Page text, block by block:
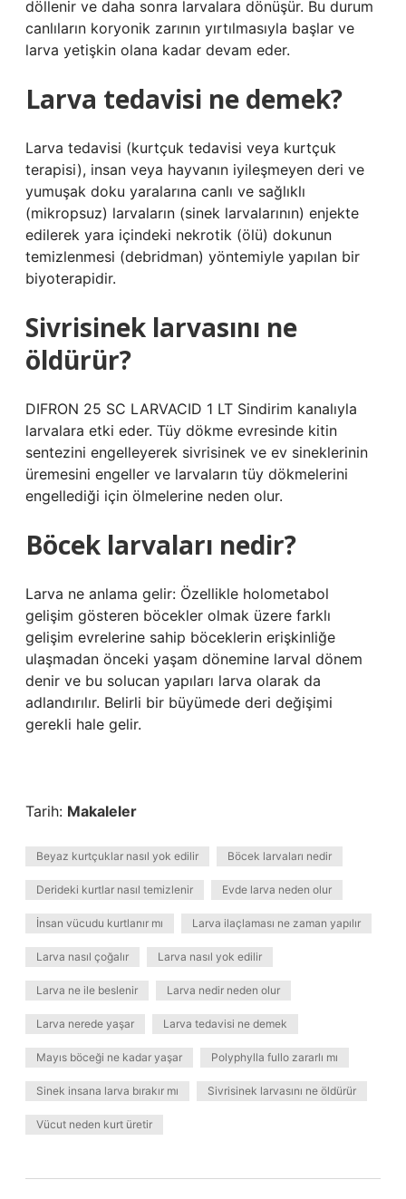
döllenir ve daha sonra larvalara dönüşür. Bu durum
canlıların koryonik zarının yırtılmasıyla başlar ve
larva yetişkin olana kadar devam eder.
Larva tedavisi ne demek?
Larva tedavisi (kurtçuk tedavisi veya kurtçuk
terapisi), insan veya hayvanın iyileşmeyen deri ve
yumuşak doku yaralarına canlı ve sağlıklı
(mikropsuz) larvaların (sinek larvalarının) enjekte
edilerek yara içindeki nekrotik (ölü) dokunun
temizlenmesi (debridman) yöntemiyle yapılan bir
biyoterapidir.
Sivrisinek larvasını ne
öldürür?
DIFRON 25 SC LARVACID 1 LT Sindirim kanalıyla
larvalara etki eder. Tüy dökme evresinde kitin
sentezini engelleyerek sivrisinek ve ev sineklerinin
üremesini engeller ve larvaların tüy dökmelerini
engellediği için ölmelerine neden olur.
Böcek larvaları nedir?
Larva ne anlama gelir: Özellikle holometabol
gelişim gösteren böcekler olmak üzere farklı
gelişim evrelerine sahip böceklerin erişkinliğe
ulaşmadan önceki yaşam dönemine larval dönem
denir ve bu solucan yapıları larva olarak da
adlandırılır. Belirli bir büyümede deri değişimi
gerekli hale gelir.
Tarih: Makaleler
Beyaz kurtçuklar nasıl yok edilir Böcek larvaları nedir
Derideki kurtlar nasıl temizlenir Evde larva neden olur
İnsan vücudu kurtlanır mı Larva ilaçlaması ne zaman yapılır
Larva nasıl çoğalır Larva nasıl yok edilir
Larva ne ile beslenir Larva nedir neden olur
Larva nerede yaşar Larva tedavisi ne demek
Mayıs böceği ne kadar yaşar Polyphylla fullo zararlı mı
Sinek insana larva bırakır mı Sivrisinek larvasını ne öldürür
Vücut neden kurt üretir